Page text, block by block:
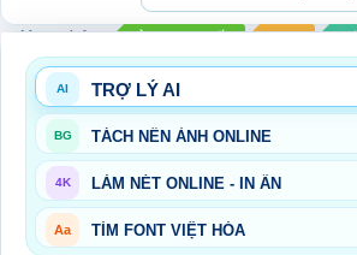
Xem thêm:
AI TRỢ LÝ AI
BG TÁCH NỀN ẢNH ONLINE
4K LÀM NÉT ONLINE - IN ẤN
Aa TÌM FONT VIỆT HÓA